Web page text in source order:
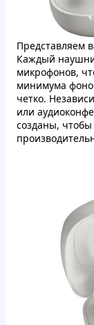
Представляем
Каждый
микрофонов,
минимума
четко.
или
созданы,